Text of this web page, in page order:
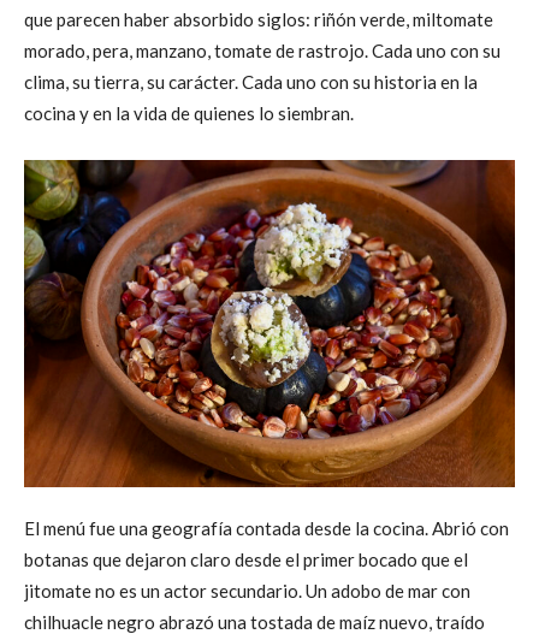
que parecen haber absorbido siglos: riñón verde, miltomate
morado, pera, manzano, tomate de rastrojo. Cada uno con su
clima, su tierra, su carácter. Cada uno con su historia en la
cocina y en la vida de quienes lo siembran.
El menú fue una geografía contada desde la cocina. Abrió con
botanas que dejaron claro desde el primer bocado que el
jitomate no es un actor secundario. Un adobo de mar con
chilhuacle negro abrazó una tostada de maíz nuevo, traído